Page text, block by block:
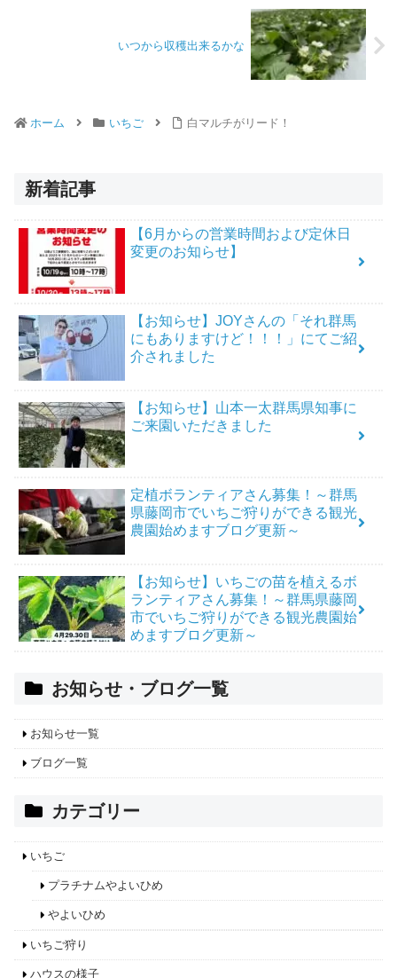
いつから収穫出来るかな
ホーム いちご 白マルチがリード！
新着記事
【6月からの営業時間および定休日
変更のお知らせ】
【お知らせ】JOYさんの「それ群馬
にもありますけど！！！」にてご紹
介されました
【お知らせ】山本一太群馬県知事に
ご来園いただきました
定植ボランティアさん募集！～群馬
県藤岡市でいちご狩りができる観光
農園始めますブログ更新～
【お知らせ】いちごの苗を植えるボ
ランティアさん募集！～群馬県藤岡
市でいちご狩りができる観光農園始
めますブログ更新～
お知らせ・ブログ一覧
お知らせ一覧
ブログ一覧
カテゴリー
いちご
プラチナムやよいひめ
やよいひめ
いちご狩り
ハウスの様子